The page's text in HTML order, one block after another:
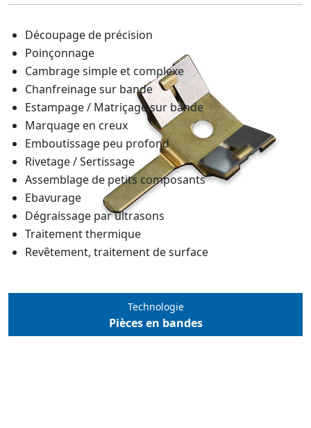
Découpage de précision
Poinçonnage
Cambrage simple et complexe
Chanfreinage sur bande
Estampage / Matriçage sur bande
Marquage en creux
Emboutissage peu profond
Rivetage / Sertissage
Assemblage de petits composants
Ebavurage
Dégraissage par ultrasons
Traitement thermique
Revêtement, traitement de surface
Technologie
Pièces en bandes